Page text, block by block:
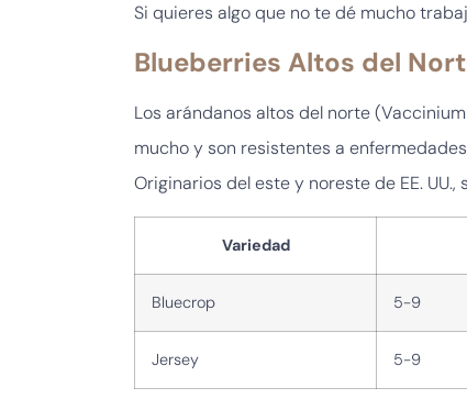
Si quieres algo que no te dé mucho
Blueberries Altos del
Los arándanos altos del norte
mucho y son resistentes a
Originarios del este y noreste de EE.
Variedad
Bluecrop 5-9
Jersey 5-9